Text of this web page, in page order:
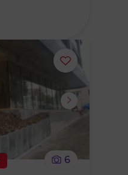
Ajouter
ou
supprimer
6